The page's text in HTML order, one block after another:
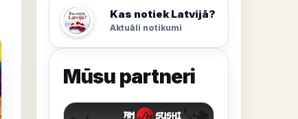
Kas notiek Latvijā?
Aktuāli notikumi
Mūsu partneri